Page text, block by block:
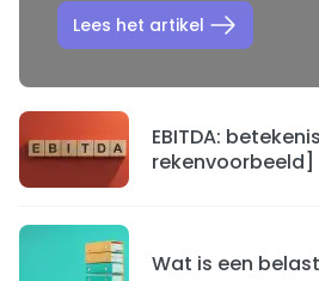
Lees het artikel
EBITDA:
rekenvoorbeeld]
Wat is een